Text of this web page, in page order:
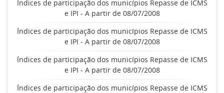
Índices de participação dos municípios Repasse de ICMS
e IPI - A partir de 08/07/2008
Índices de participação dos municípios Repasse de ICMS
e IPI - A partir de 08/07/2008
Índices de participação dos municípios Repasse de ICMS
e IPI - A partir de 08/07/2008
Índices de participação dos municípios Repasse de ICMS